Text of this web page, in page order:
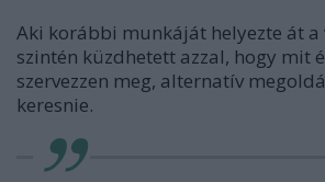
Aki korábbi munkáját helyezte át
szintén küzdhetett azzal, hogy mit
szervezzen meg, alternatív
keresnie.